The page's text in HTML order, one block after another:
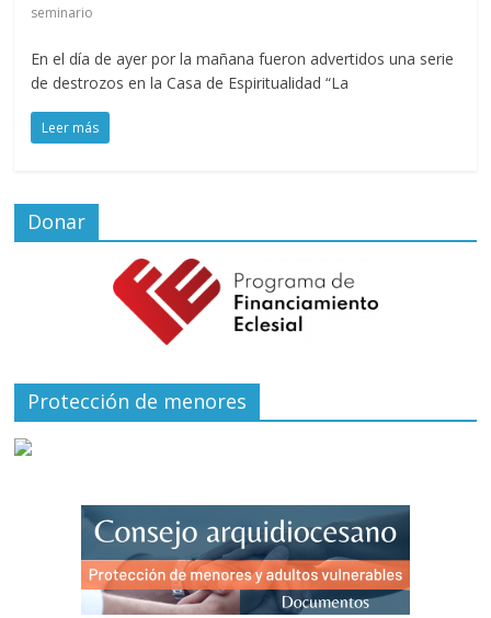
seminario
En el día de ayer por la mañana fueron advertidos una serie
de destrozos en la Casa de Espiritualidad “La
Leer más
Donar
Protección de menores